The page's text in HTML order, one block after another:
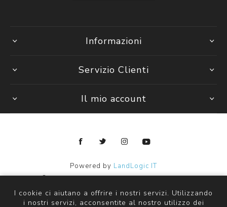
Informazioni
Servizio Clienti
Il mio account
Powered by LandLogic IT
Copyright © 2026 Janpy Kids ingrosso abbigliamento bambini.
Tutti i diritti riservati
I cookie ci aiutano a offrire i nostri servizi. Utilizzando
i nostri servizi, acconsentite al nostro utilizzo dei